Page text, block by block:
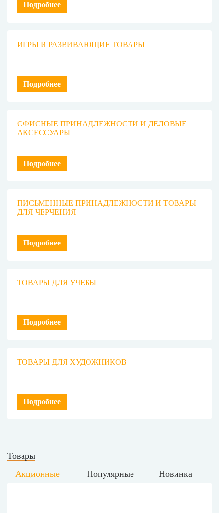
Подробнее
ИГРЫ И РАЗВИВАЮЩИЕ ТОВАРЫ
Подробнее
ОФИСНЫЕ ПРИНАДЛЕЖНОСТИ И ДЕЛОВЫЕ
АКСЕССУАРЫ
Подробнее
ПИСЬМЕННЫЕ ПРИНАДЛЕЖНОСТИ И ТОВАРЫ
ДЛЯ ЧЕРЧЕНИЯ
Подробнее
ТОВАРЫ ДЛЯ УЧЕБЫ
Подробнее
ТОВАРЫ ДЛЯ ХУДОЖНИКОВ
Подробнее
Товары
Акционные
Популярные Новинка